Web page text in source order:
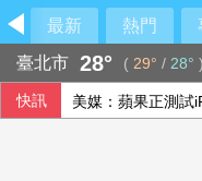
最新 熱門
臺北市 28° ( 29° / 28° )
快訊 美媒：蘋果正測試